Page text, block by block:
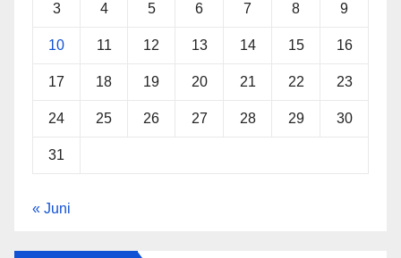
3 4 5 6 7 8 9
10 11 12 13 14 15 16
17 18 19 20 21 22 23
24 25 26 27 28 29 30
31
« Juni